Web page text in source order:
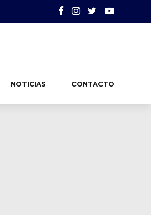
NOTICIAS CONTACTO